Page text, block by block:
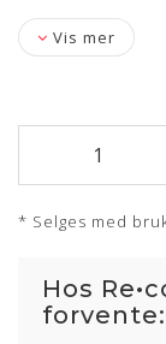
Vis mer
* Selges med
Hos
forvente: